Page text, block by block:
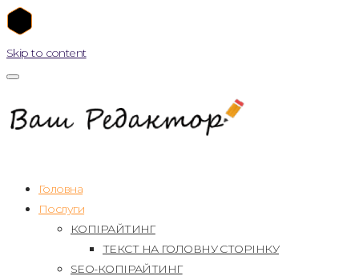
Skip to content
Головна
Послуги
КОПІРАЙТИНГ
ТЕКСТ НА ГОЛОВНУ СТОРІНКУ
SEO-КОПІРАЙТИНГ